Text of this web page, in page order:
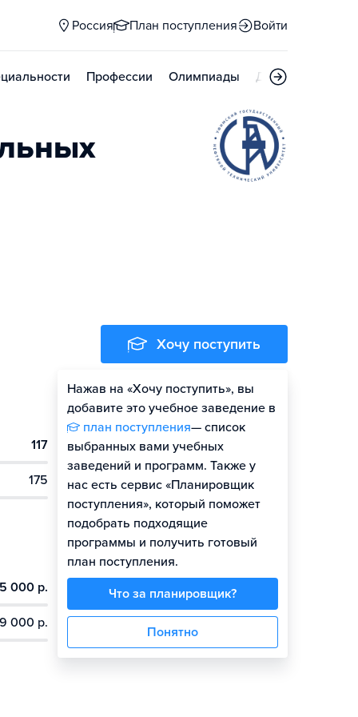
Россия План поступления Войти
Профессии Олимпиады Дни открытых
117
175
000 р.
000 р.
Хочу поступить
Нажав на «Хочу поступить», вы
добавите это учебное заведение в
план поступления— список
выбранных вами учебных
заведений и программ. Также у
нас есть сервис «Планировщик
поступления», который поможет
подобрать подходящие
программы и получить готовый
план поступления.
Что за планировщик?
Понятно
Оценить шансы